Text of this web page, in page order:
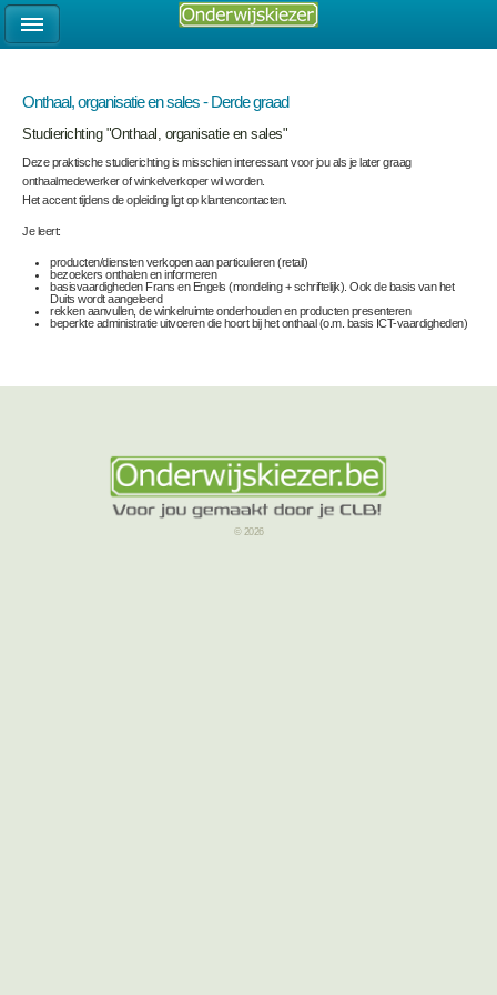
Onthaal, organisatie en sales - Derde graad
Studierichting "Onthaal, organisatie en sales"
Deze praktische studierichting is misschien interessant voor jou als je later graag
onthaalmedewerker of winkelverkoper wil worden.
Het accent tijdens de opleiding ligt op klantencontacten.
Je leert:
producten/diensten verkopen aan particulieren (retail)
bezoekers onthalen en informeren
basisvaardigheden Frans en Engels (mondeling + schriftelijk). Ook de basis van het
Duits wordt aangeleerd
rekken aanvullen, de winkelruimte onderhouden en producten presenteren
beperkte administratie uitvoeren die hoort bij het onthaal (o.m. basis ICT-vaardigheden)
© 2026